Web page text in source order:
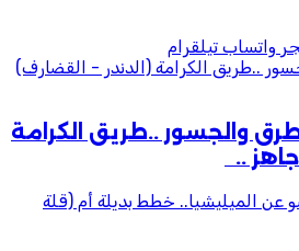
واتساب تيلقرام
..طريق الكرامة (الدندر - القضارف)
والجسور ..طريق الكرامة
..
عن الميليشيا.. خطط بديلة أم (قلة